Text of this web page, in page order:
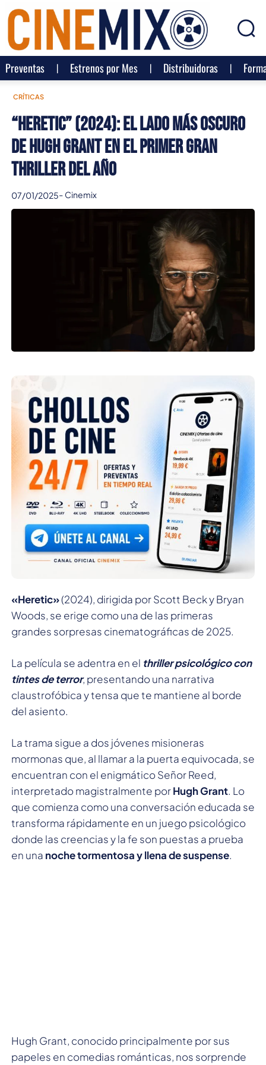
Preventas Estrenos por Mes Distribuidoras
CRÍTICAS
“Heretic” (2024): El lado más oscuro
de Hugh Grant en el primer gran
thriller del año
07/01/2025- Cinemix
«Heretic»(2024), dirigida por Scott Beck y Bryan
Woods, se erige como una de las primeras
grandes sorpresas cinematográficas de 2025.
La película se adentra en el thriller psicológico con
tintes de terror, presentando una narrativa
claustrofóbica y tensa que te mantiene al borde
del asiento.
La trama sigue a dos jóvenes misioneras
mormonas que, al llamar a la puerta equivocada, se
encuentran con el enigmático Señor Reed,
interpretado magistralmente porHugh Grant. Lo
que comienza como una conversación educada se
transforma rápidamente en un juego psicológico
donde las creencias y la fe son puestas a prueba
en una noche tormentosa y llena de suspense.
Hugh Grant, conocido principalmente por sus
papeles en comedias románticas, nos sorprende